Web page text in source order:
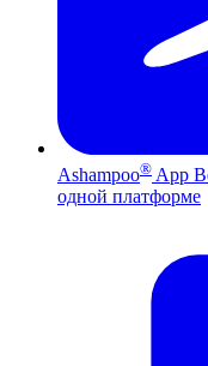
Ashampoo® App
одной платформе